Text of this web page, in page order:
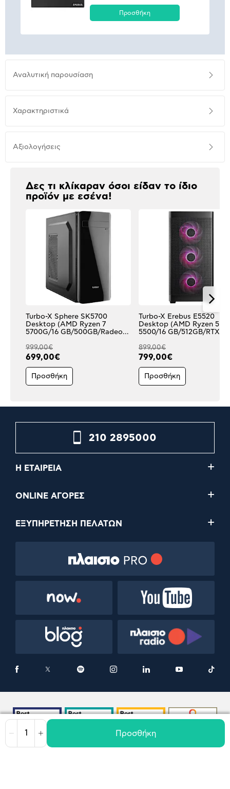
Μείωση Αύξηση Προσθήκη
Προσθήκη
Αναλυτική παρουσίαση
Χαρακτηριστικά
Αξιολογήσεις
Δες τι κλίκαραν όσοι είδαν το ίδιο
προϊόν με εσένα!
Turbo-X Sphere SK5700
Desktop (AMD Ryzen 7
5700G/16 GB/500GB/Radeon
999,00€
699,00€
Προσθήκη
Turbo-X Erebus Ε5520
Desktop (AMD Ryzen 5
5500/16 GB/512GB/RTX
899,00€
799,00€
Προσθήκη
210 2895000
Η ΕΤΑΙΡΕΙΑ
ONLINE ΑΓΟΡΕΣ
ΕΞΥΠΗΡΕΤΗΣΗ ΠΕΛΑΤΩΝ